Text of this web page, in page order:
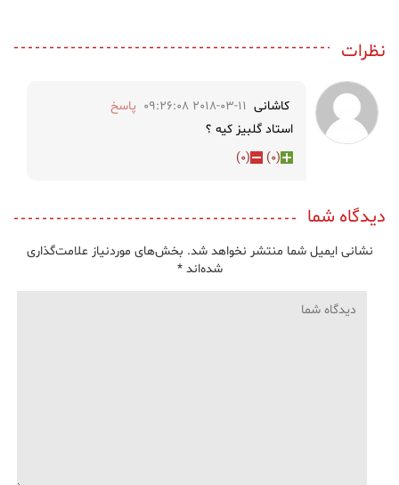
نظرات
کاشانی 2018-03-11 09:26:08
پاسخ
استاد گلبیز کیه ؟
(
0
)
(
0
)
دیدگاه شما
نشانی ایمیل شما منتشر نخواهد شد. بخش‌های موردنیاز علامت‌گذاری
شده‌اند*